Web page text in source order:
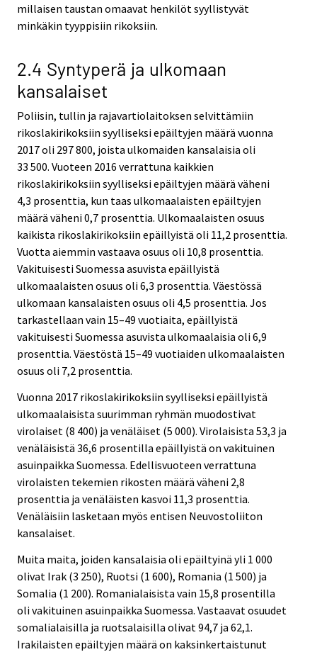
millaisen taustan omaavat henkilöt syyllistyvät
minkäkin tyyppisiin rikoksiin.
2.4 Syntyperä ja ulkomaan
kansalaiset
Poliisin, tullin ja rajavartiolaitoksen selvittämiin
rikoslakirikoksiin syylliseksi epäiltyjen määrä vuonna
2017 oli 297 800, joista ulkomaiden kansalaisia oli
33 500. Vuoteen 2016 verrattuna kaikkien
rikoslakirikoksiin syylliseksi epäiltyjen määrä väheni
4,3 prosenttia, kun taas ulkomaalaisten epäiltyjen
määrä väheni 0,7 prosenttia. Ulkomaalaisten osuus
kaikista rikoslakirikoksiin epäillyistä oli 11,2 prosenttia.
Vuotta aiemmin vastaava osuus oli 10,8 prosenttia.
Vakituisesti Suomessa asuvista epäillyistä
ulkomaalaisten osuus oli 6,3 prosenttia. Väestössä
ulkomaan kansalaisten osuus oli 4,5 prosenttia. Jos
tarkastellaan vain 15–49 vuotiaita, epäillyistä
vakituisesti Suomessa asuvista ulkomaalaisia oli 6,9
prosenttia. Väestöstä 15–49 vuotiaiden ulkomaalaisten
osuus oli 7,2 prosenttia.
Vuonna 2017 rikoslakirikoksiin syylliseksi epäillyistä
ulkomaalaisista suurimman ryhmän muodostivat
virolaiset (8 400) ja venäläiset (5 000). Virolaisista 53,3 ja
venäläisistä 36,6 prosentilla epäillyistä on vakituinen
asuinpaikka Suomessa. Edellisvuoteen verrattuna
virolaisten tekemien rikosten määrä väheni 2,8
prosenttia ja venäläisten kasvoi 11,3 prosenttia.
Venäläisiin lasketaan myös entisen Neuvostoliiton
kansalaiset.
Muita maita, joiden kansalaisia oli epäiltyinä yli 1 000
olivat Irak (3 250), Ruotsi (1 600), Romania (1 500) ja
Somalia (1 200). Romanialaisista vain 15,8 prosentilla
oli vakituinen asuinpaikka Suomessa. Vastaavat osuudet
somalialaisilla ja ruotsalaisilla olivat 94,7 ja 62,1.
Irakilaisten epäiltyjen määrä on kaksinkertaistunut